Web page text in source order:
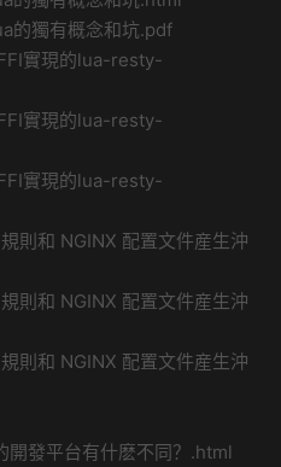
的獨有概念和坑.pdf
實現的lua-resty-
實現的lua-resty-
實現的lua-resty-
則和 NGINX 配置文件産生沖
則和 NGINX 配置文件産生沖
則和 NGINX 配置文件産生沖
開發平台有什麽不同？.html